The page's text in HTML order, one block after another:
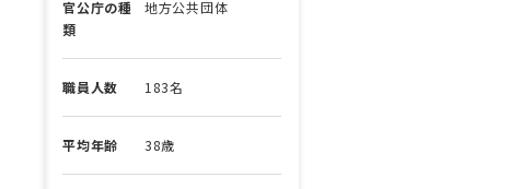
官公庁の種
類
地方公共団体
職員人数 183名
平均年齢 38歳